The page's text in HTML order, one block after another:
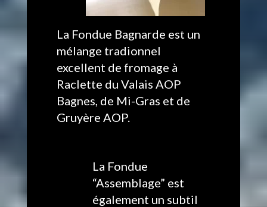
La Fondue Bagnarde est un
mélange tradionnel
excellent de fromage à
Raclette du Valais AOP
Bagnes, de Mi-Gras et de
Gruyère AOP.
La Fondue
“Assemblage” est
également un subtil